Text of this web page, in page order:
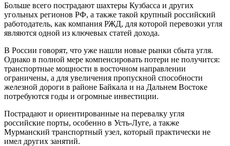
Больше всего пострадают шахтеры Кузбасса и других
угольных регионов РФ, а также такой крупный российский
работодатель, как компания РЖД, для которой перевозки угля
являются одной из ключевых статей дохода.
В России говорят, что уже нашли новые рынки сбыта угля.
Однако в полной мере компенсировать потери не получится:
транспортные мощности в восточном направлении
ограничены, а для увеличения пропускной способности
железной дороги в районе Байкала и на Дальнем Востоке
потребуются годы и огромные инвестиции.
Пострадают и ориентированные на перевалку угля
российские порты, особенно в Усть-Луге, а также
Мурманский транспортный узел, который практически не
имел других занятий.